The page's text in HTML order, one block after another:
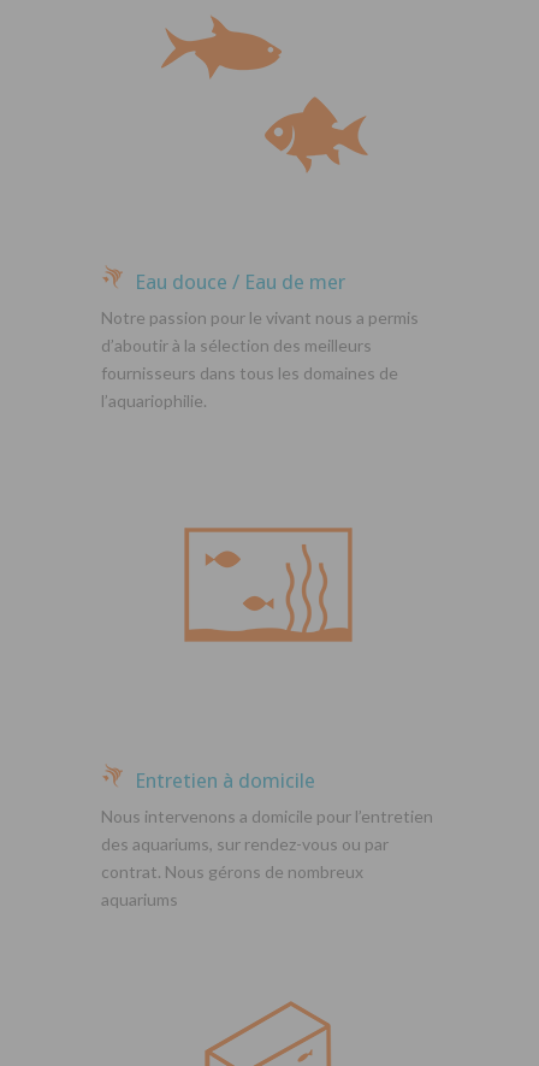
Eau douce / Eau de mer
Notre passion pour le vivant nous a permis
d’aboutir à la sélection des meilleurs
fournisseurs dans tous les domaines de
l’aquariophilie.
Entretien à domicile
Nous intervenons a domicile pour l’entretien
des aquariums, sur rendez-vous ou par
contrat. Nous gérons de nombreux
aquariums